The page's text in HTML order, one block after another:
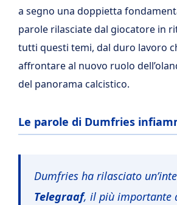
a segno una doppietta
parole rilasciate dal giocatore in
tutti questi temi, dal duro lavoro
affrontare al nuovo ruolo
del panorama calcistico.
Le parole di Dumfries
Dumfries ha rilasciato
Telegraaf, il più importante